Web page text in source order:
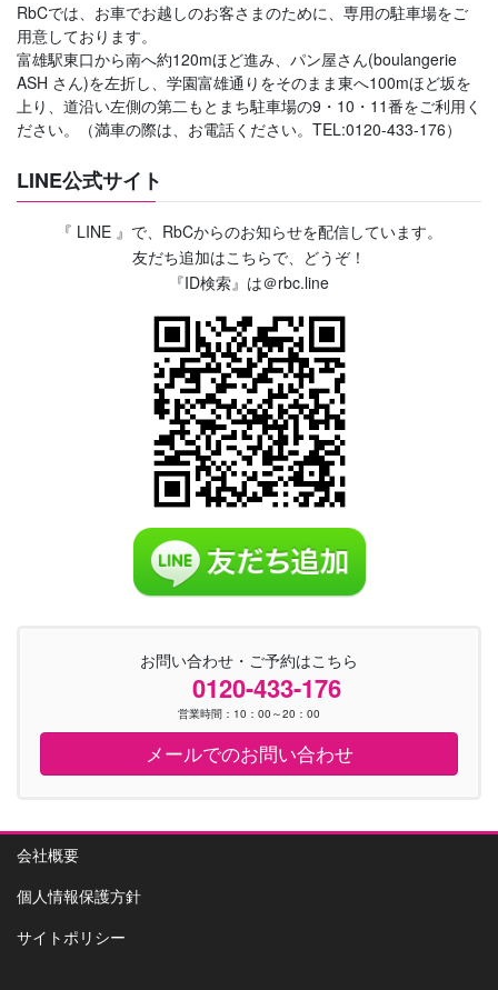
RbCでは、お車でお越しのお客さまのために、専用の駐車場をご
用意しております。
富雄駅東口から南へ約120mほど進み、パン屋さん(boulangerie
ASH さん)を左折し、学園富雄通りをそのまま東へ100mほど坂を
上り、道沿い左側の第二もとまち駐車場の9・10・11番をご利用く
ださい。（満車の際は、お電話ください。TEL:0120-433-176）
LINE公式サイト
『 LINE 』で、RbCからのお知らせを配信しています。
友だち追加はこちらで、どうぞ！
『ID検索』は＠rbc.line
お問い合わせ・ご予約はこちら
0120-433-176
営業時間：10：00～20：00
メールでのお問い合わせ
会社概要
個人情報保護方針
サイトポリシー